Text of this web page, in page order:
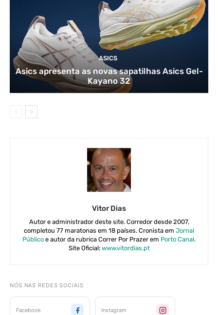
ASICS
Asics apresenta as novas sapatilhas Asics Gel-
Kayano 32
Vitor Dias
Autor e administrador deste site. Corredor desde 2007,
completou 77 maratonas em 18 países. Cronista em Jornal
Público e autor da rubrica Correr Por Prazer em Porto Canal.
Site Oficial: www.vitordias.pt
NÓS NAS REDES SOCIAIS
Facebook Instagram